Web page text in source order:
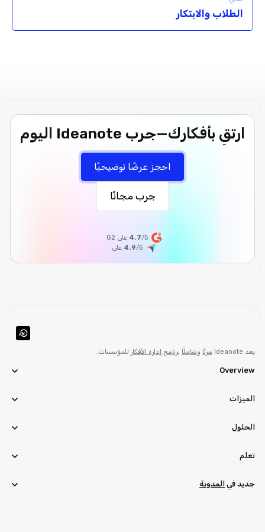
الطلاب والابتكار
ارتقِ بأفكارك—جرب Ideanote اليوم
احجز عرضًا توضيحيًا
جرب مجانًا
4.7/5 على G2
4.9/5 على
يعد Ideanote مرنًا وشاملًا برنامج إدارة الأفكار للمؤسسات.
Overview
الميزات
الحلول
تعلم
جديد في المدونة